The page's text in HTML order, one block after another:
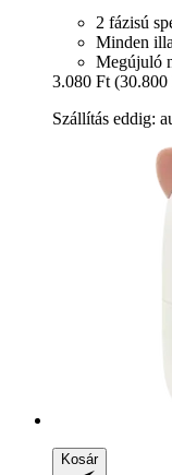
2 fázisú
Minden
Megújuló
3.080 Ft (30.800
Szállítás eddig:
Kosár